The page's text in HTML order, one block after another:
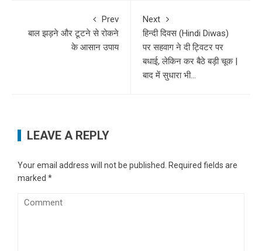
Prev
बाल झड़ने और टूटने से रोकने
के आसान उपाय
Next
हिन्दी दिवस (Hindi Diwas)
पर सहवाग ने दी ट्विटर पर
बधाई, लेकिन कर बैठे बड़ी चूक |
बाद में सुधारा भी…
LEAVE A REPLY
Your email address will not be published.
Required fields are
marked *